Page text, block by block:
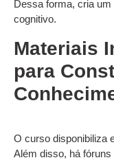
Dessa forma, cria
cognitivo.
Materiais
para
O curso disponibiliza
Além disso, há